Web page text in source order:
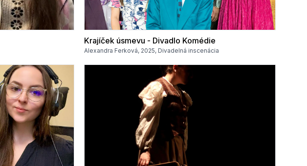
Krajíček úsmevu - Divadlo Komédie
Alexandra Ferková, 2025, Divadelná inscenácia